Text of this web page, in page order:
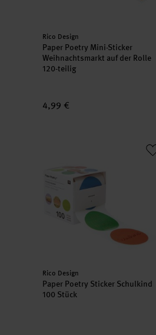
Hersteller:
Rico Design
Paper Poetry Mini-Sticker
Weihnachtsmarkt auf der Rolle
120-teilig
4,99 €
Hersteller:
Rico Design
Paper Poetry Sticker Schulkind
100 Stück